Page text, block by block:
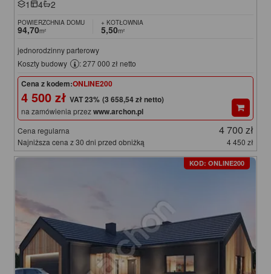
1 4 2
POWIERZCHNIA DOMU
94,70m²
+ KOTŁOWNIA
5,50m²
jednorodzinny parterowy
Koszty budowy
: 277 000 zł netto
Cena z kodem:ONLINE200
4 500 zł (3 658,54 zł netto)
na zamówienia przezwww.archon.pl
Cena regularna 4 700 zł
Najniższa cena z 30 dni przed obniżką 4 450 zł
KOD: ONLINE200